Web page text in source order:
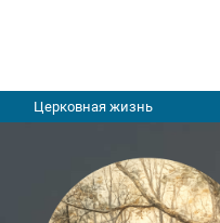
Церковная жизнь